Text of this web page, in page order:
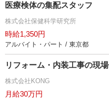
医療検体の集配スタッフ
株式会社保健科学研究所
時給1,350円
アルバイト・パート / 東京都
リフォーム・内装工事の現
株式会社KONG
月給30万円